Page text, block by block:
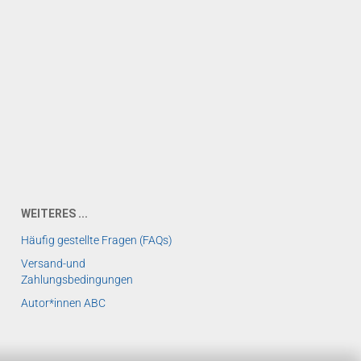
WEITERES ...
Häufig gestellte Fragen (FAQs)
Versand-und
Zahlungsbedingungen
Autor*innen ABC